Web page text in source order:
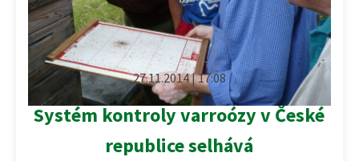
27.11.2014 | 17:08
Systém kontroly varroózy v České
republice selhává